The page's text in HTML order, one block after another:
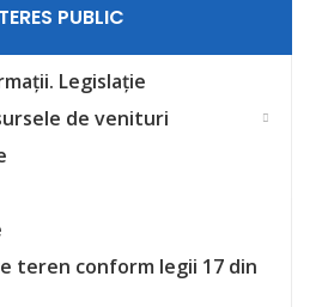
PUBLIC
Legislație
de venituri
teren conform legii 17 din